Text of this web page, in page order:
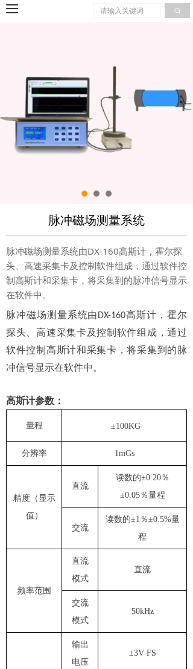
끠
끀
脉冲磁场测量系统
脉冲磁场测量系统由DX-160高斯计，霍尔探
头、高速采集卡及控制软件组成，通过软件控
制高斯计和采集卡，将采集到的脉冲信号显示
在软件中。
脉冲磁场测量系统由 DX-160高斯计，霍尔
探头、高速采集卡及控制软件组成，通过
软件控制高斯计和采集卡，将采集到的脉
冲信号显示在软件中。
高斯计参数：
量程 ±100KG
分辨率 1mGs
精度（显示
值）
直流
读数的±0.20％
±0.05％量程
交流
读数的±1％±0.5%量
程
频率范围
直流
模式
直流
交流
模式
50kHz
输出
电压
±3V FS